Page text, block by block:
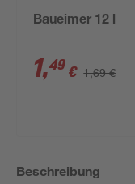
Baueimer 12 l
1,49 € 1,69 €
Beschreibung